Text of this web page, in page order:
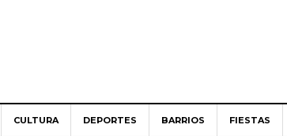
CULTURA DEPORTES BARRIOS FIESTAS
San Nicolás’ implantará la telegestión en la